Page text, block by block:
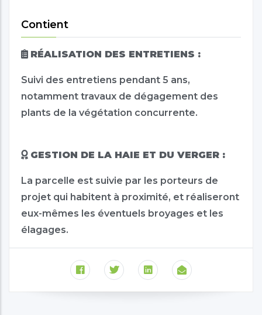
Contient
RÉALISATION DES ENTRETIENS :
Suivi des entretiens pendant 5 ans,
notamment travaux de dégagement des
plants de la végétation concurrente.
GESTION DE LA HAIE ET DU VERGER :
La parcelle est suivie par les porteurs de
projet qui habitent à proximité, et réaliseront
eux-mêmes les éventuels broyages et les
élagages.